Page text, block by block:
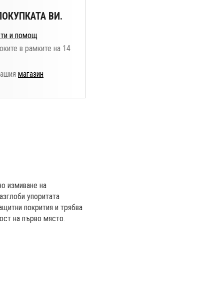
ВИ.
и помощ
в рамките на 14
магазин
измиване на
упоритата
покрития и трябва
на първо място.